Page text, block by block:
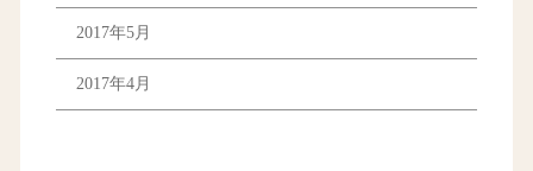
2017年5月
2017年4月